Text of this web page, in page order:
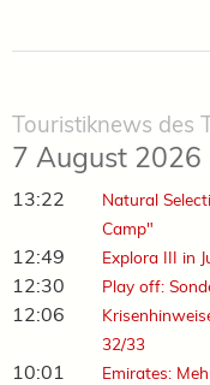
Touristiknews des
7 August 2026
13:22
Natural
Camp"
12:49 Explora III in
12:30 Play off:
12:06
32/33
10:01
Emirates: